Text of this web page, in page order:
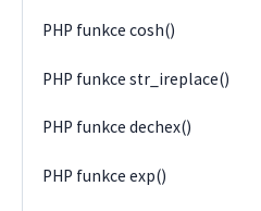
PHP funkce cosh()
PHP funkce str_ireplace()
PHP funkce dechex()
PHP funkce exp()